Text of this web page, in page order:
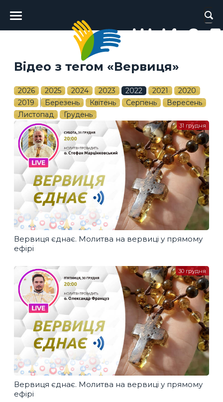
Головне
меню
Відео з тегом «Вервиця»
2026 2025 2024 2023 2022 2021
2020
2019
Березень Квітень Серпень
Вересень
Листопад
Грудень
Вервиця єднає. Молитва на вервиці у прямому
ефірі
31 грудня
Вервиця єднає. Молитва на вервиці у прямому
ефірі
30 грудня